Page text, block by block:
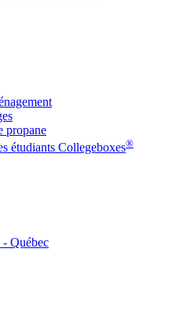
propane
étudiants Collegeboxes®
- Québec